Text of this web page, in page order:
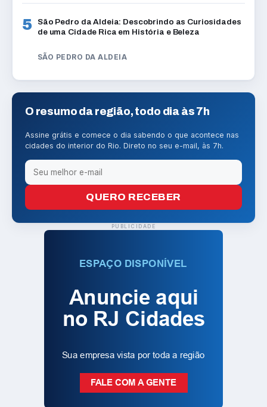
5
São Pedro da Aldeia: Descobrindo as Curiosidades
de uma Cidade Rica em História e Beleza
SÃO PEDRO DA ALDEIA
O resumo da região, todo dia às 7h
Assine grátis e comece o dia sabendo o que acontece nas
cidades do interior do Rio. Direto no seu e-mail, às 7h.
QUERO RECEBER
PUBLICIDADE